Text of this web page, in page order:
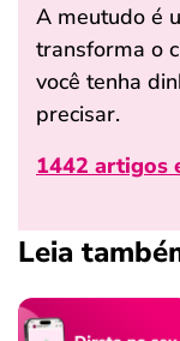
A meutudo é
transforma o
você tenha
precisar.
1442 artigos
Leia